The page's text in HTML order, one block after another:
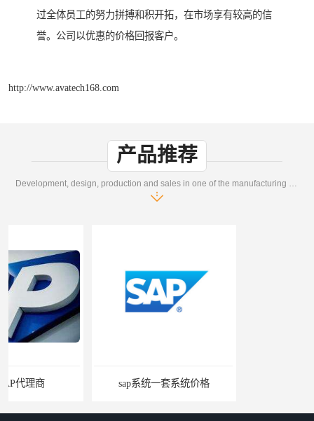
过全体员工的努力拼搏和积开拓，在市场享有较高的信
誉。公司以优惠的价格回报客户。
http://www.avatech168.com
产品推荐
Development, design, production and sales in one of the manufacturing enterprises
sap系统一套系统价格 sap系统售价